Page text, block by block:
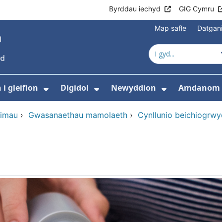
Byrddau iechyd GIG Cymru
Map safle
ar gyfer Gofal iechyd
i gleifion
Dangos isddewislen ar gyfer
Digidol
Dangos isddewislen ar
Newyddion
Dangos
› Gwasanaethau mamolaeth › Cynllunio